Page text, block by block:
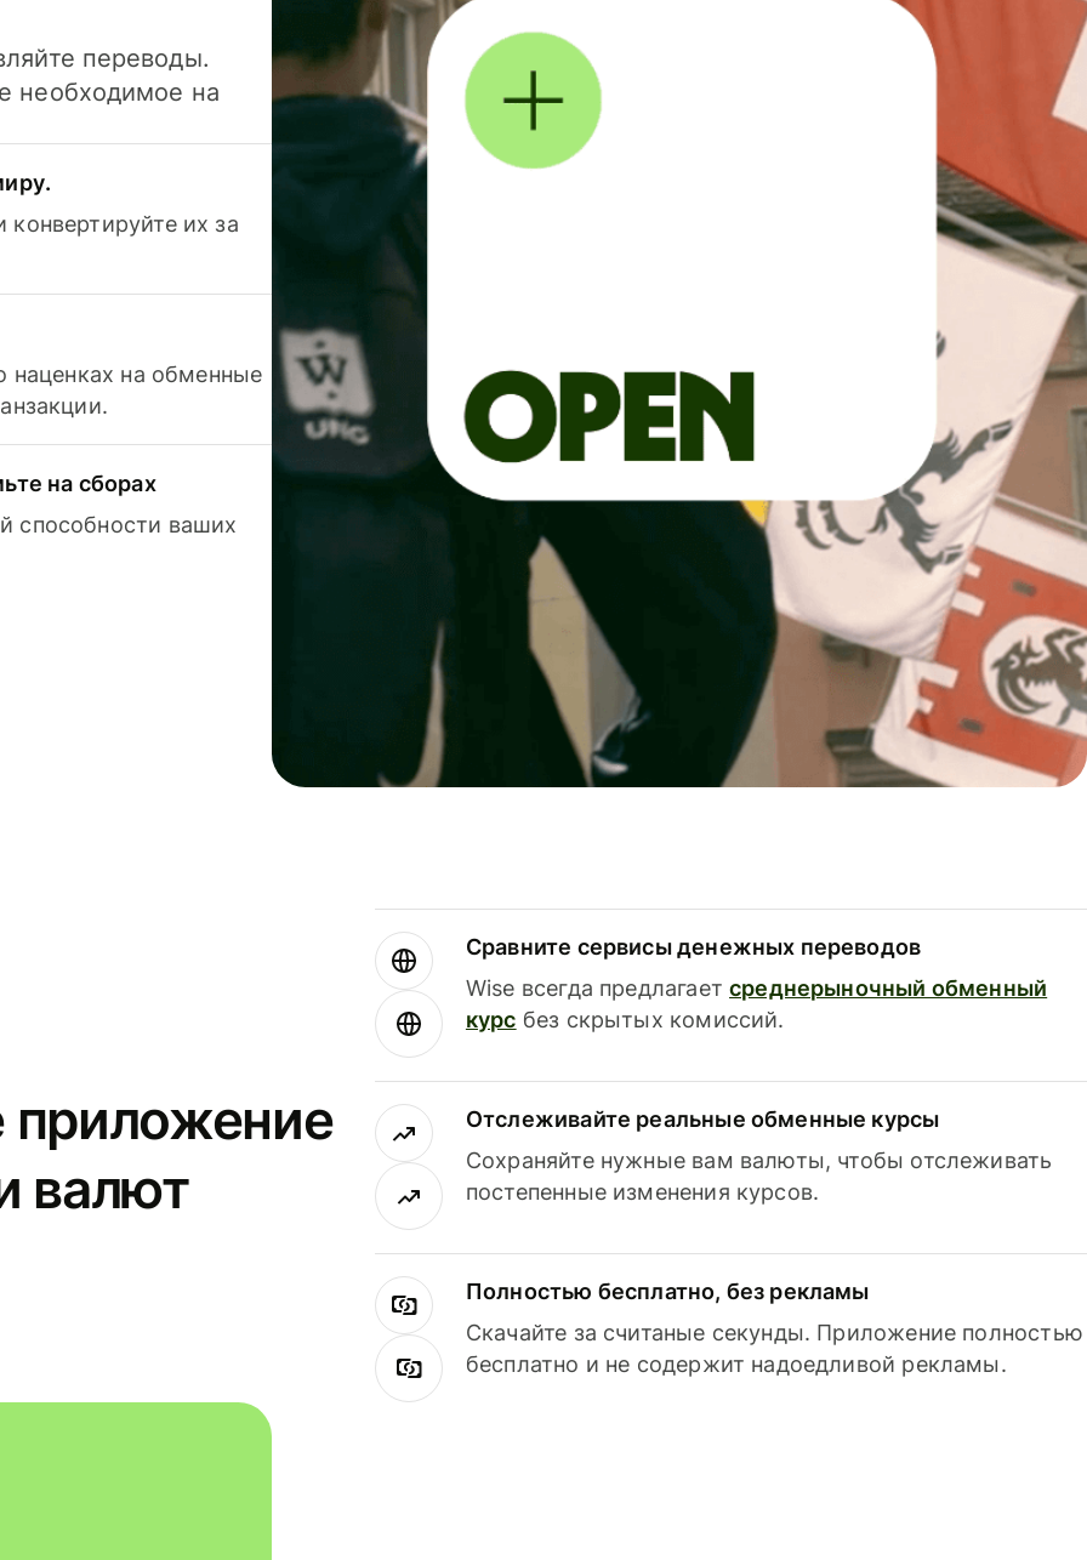
переводы.
необходимое на
их за
наценках на обменные
на сборах
способности ваших
приложение
валют
Сравните сервисы денежных переводов
Wise всегда предлагаетсреднерыночный обменный
курс без скрытых комиссий.
Отслеживайте реальные обменные курсы
Сохраняйте нужные вам валюты, чтобы отслеживать
постепенные изменения курсов.
Полностью бесплатно, без рекламы
Скачайте за считаные секунды. Приложение полностью
бесплатно и не содержит надоедливой рекламы.